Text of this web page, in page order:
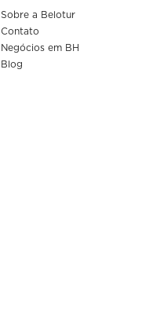
Sobre a Belotur
Contato
Negócios em BH
Blog